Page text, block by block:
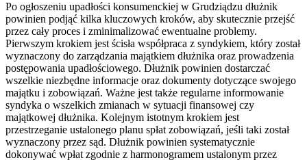
Po ogłoszeniu upadłości konsumenckiej w Grudziądzu dłużnik
powinien podjąć kilka kluczowych kroków, aby skutecznie przejść
przez cały proces i zminimalizować ewentualne problemy.
Pierwszym krokiem jest ścisła współpraca z syndykiem, który został
wyznaczony do zarządzania majątkiem dłużnika oraz prowadzenia
postępowania upadłościowego. Dłużnik powinien dostarczać
wszelkie niezbędne informacje oraz dokumenty dotyczące swojego
majątku i zobowiązań. Ważne jest także regularne informowanie
syndyka o wszelkich zmianach w sytuacji finansowej czy
majątkowej dłużnika. Kolejnym istotnym krokiem jest
przestrzeganie ustalonego planu spłat zobowiązań, jeśli taki został
wyznaczony przez sąd. Dłużnik powinien systematycznie
dokonywać wpłat zgodnie z harmonogramem ustalonym przez